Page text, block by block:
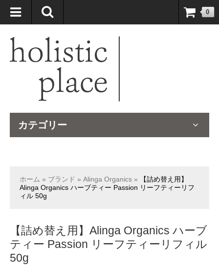
自然療法大国のオーストラリアより、臨床経験＆知識の豊富なナチュ
ロパスが厳選したサプリメントや ナチュラルグッズをお届けします！
0
カテゴリー
ホーム » ブランド » Alinga Organics »
【詰め替え用】
Alinga Organics ハーブティー Passion リーフティーリフ
ィル 50g
【詰め替え用】Alinga Organics ハーブ
ティー Passion リーフティーリフィル
50g